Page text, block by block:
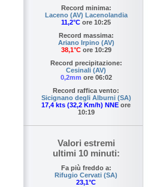
Record minima:
Laceno (AV) Lacenolandia
11,2°C ore 10:25
Record massima:
Ariano Irpino (AV)
38,1°Core 10:29
Record precipitazione:
Cesinali (AV)
0,2mm ore 06:02
Record raffica vento:
Sicignano degli Alburni (SA)
17,4 kts (32,2 Km/h) NNE ore
10:19
Valori estremi
ultimi 10 minuti:
Fa più freddo a:
Rifugio Cervati (SA)
23,1°C